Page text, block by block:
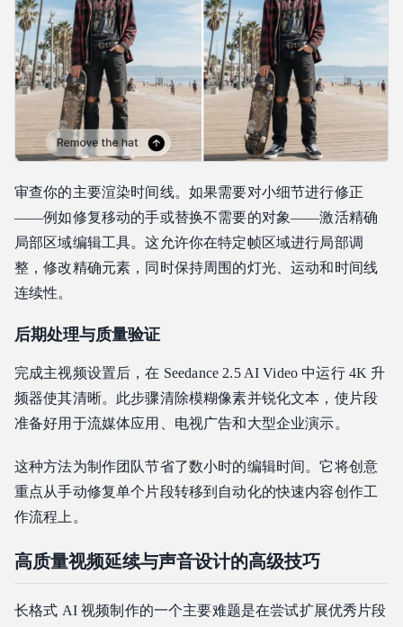
审查你的主要渲染时间线。如果需要对小细节进行修正
——例如修复移动的手或替换不需要的对象——激活精确
局部区域编辑工具。这允许你在特定帧区域进行局部调
整，修改精确元素，同时保持周围的灯光、运动和时间线
连续性。
后期处理与质量验证
完成主视频设置后，在 Seedance 2.5 AI Video 中运行 4K 升
频器使其清晰。此步骤清除模糊像素并锐化文本，使片段
准备好用于流媒体应用、电视广告和大型企业演示。
这种方法为制作团队节省了数小时的编辑时间。它将创意
重点从手动修复单个片段转移到自动化的快速内容创作工
作流程上。
高质量视频延续与声音设计的高级技巧
长格式 AI 视频制作的一个主要难题是在尝试扩展优秀片段